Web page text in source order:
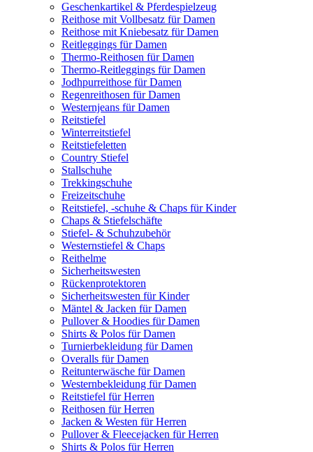
Geschenkartikel & Pferdespielzeug
Reithose mit Vollbesatz für Damen
Reithose mit Kniebesatz für Damen
Reitleggings für Damen
Thermo-Reithosen für Damen
Thermo-Reitleggings für Damen
Jodhpurreithose für Damen
Regenreithosen für Damen
Westernjeans für Damen
Reitstiefel
Winterreitstiefel
Reitstiefeletten
Country Stiefel
Stallschuhe
Trekkingschuhe
Freizeitschuhe
Reitstiefel, -schuhe & Chaps für Kinder
Chaps & Stiefelschäfte
Stiefel- & Schuhzubehör
Westernstiefel & Chaps
Reithelme
Sicherheitswesten
Rückenprotektoren
Sicherheitswesten für Kinder
Mäntel & Jacken für Damen
Pullover & Hoodies für Damen
Shirts & Polos für Damen
Turnierbekleidung für Damen
Overalls für Damen
Reitunterwäsche für Damen
Westernbekleidung für Damen
Reitstiefel für Herren
Reithosen für Herren
Jacken & Westen für Herren
Pullover & Fleecejacken für Herren
Shirts & Polos für Herren